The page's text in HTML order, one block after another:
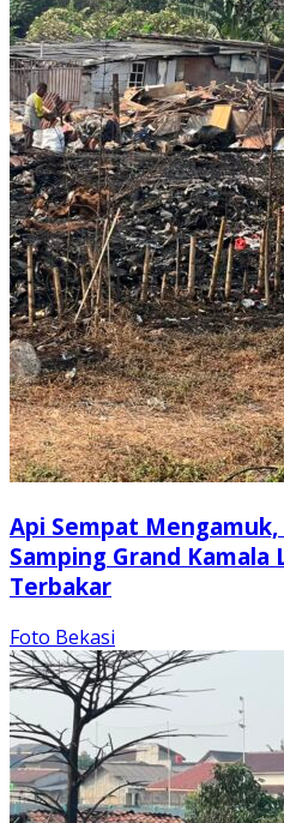
Api Sempat
Samping Grand Kamala
Terbakar
Foto Bekasi